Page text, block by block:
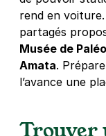
2,50 €/heure,23
+ Abonnements
rend en
partagés
Musée de
Amata.
l’avance une
Trouver